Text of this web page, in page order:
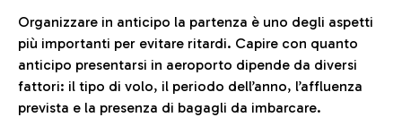
Organizzare in anticipo la partenza è uno degli aspetti
più importanti per evitare ritardi. Capire con quanto
anticipo presentarsi in aeroporto dipende da diversi
fattori: il tipo di volo, il periodo dell’anno, l’affluenza
prevista e la presenza di bagagli da imbarcare.